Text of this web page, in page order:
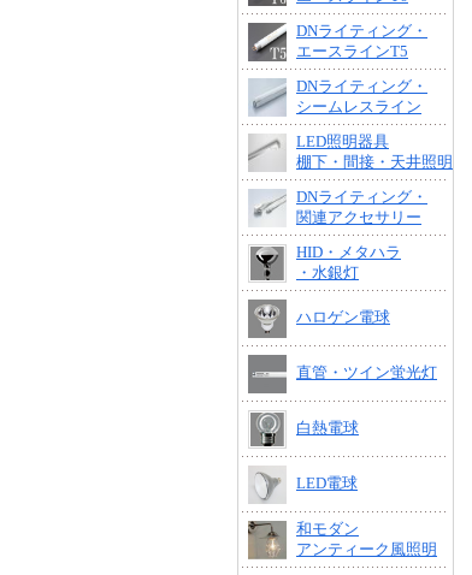
DNライティング・
エースラインT5
DNライティング・
シームレスライン
LED照明器具
棚下・間接・天井照明
DNライティング・
関連アクセサリー
HID・メタハラ
・水銀灯
ハロゲン電球
直管・ツイン蛍光灯
白熱電球
LED電球
和モダン
アンティーク風照明